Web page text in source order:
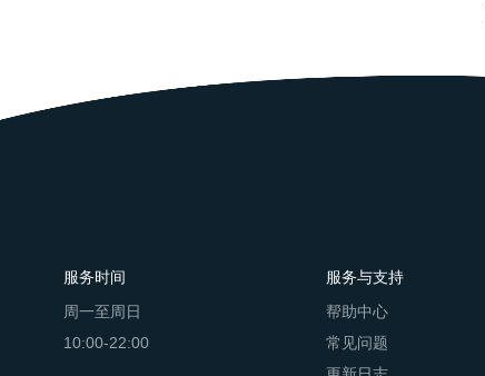
服务时间
周一至周日
10:00-22:00
服务与支持
帮助中心
常见问题